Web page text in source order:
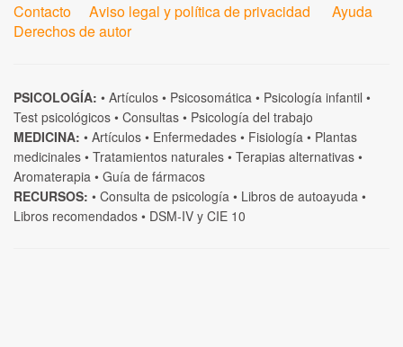
Contacto Aviso legal y política de privacidad
Ayuda
Derechos de autor
PSICOLOGÍA: • Artículos • Psicosomática • Psicología infantil •
Test psicológicos • Consultas • Psicología del trabajo
MEDICINA: • Artículos • Enfermedades • Fisiología • Plantas
medicinales • Tratamientos naturales • Terapias alternativas •
Aromaterapia • Guía de fármacos
RECURSOS: • Consulta de psicología • Libros de autoayuda •
Libros recomendados • DSM-IV y CIE 10